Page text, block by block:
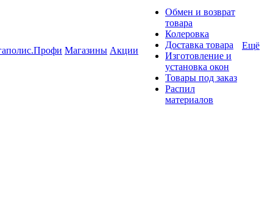
Магазины Акции
Обмен и возврат
товара
Колеровка
Доставка товара
Изготовление и
установка окон
Товары под заказ
Распил
материалов
Ещё